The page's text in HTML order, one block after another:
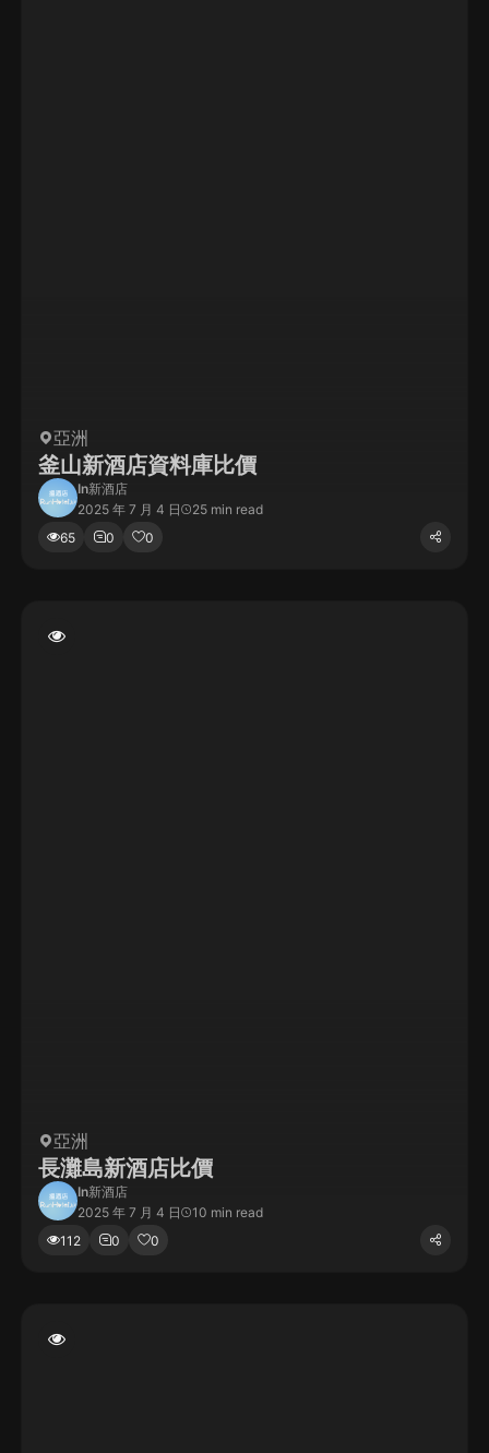
亞洲
釜山新酒店資料庫比價
In新酒店
2025 年 7 月 4 日
25 min read
65
0 0
亞洲
長灘島新酒店比價
In新酒店
2025 年 7 月 4 日
10 min read
112
0 0